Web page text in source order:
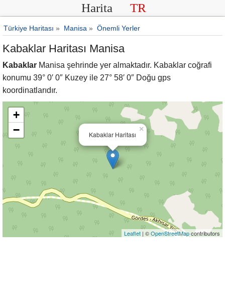
Harita TR
Türkiye Haritası » Manisa » Önemli Yerler
Kabaklar Haritası Manisa
Kabaklar Manisa şehrinde yer almaktadır. Kabaklar coğrafi
konumu 39° 0′ 0″ Kuzey ile 27° 58′ 0″ Doğu gps
koordinatlarıdır.
Kabaklar Haritası
×
+
−
Leaflet | ©OpenStreetMapcontributors